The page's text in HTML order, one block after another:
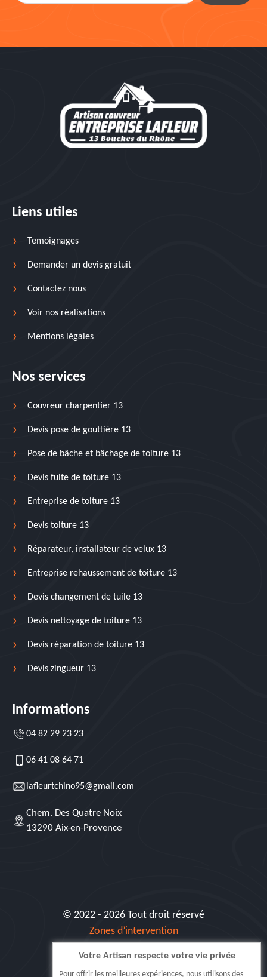
Liens utiles
Temoignages
Demander un devis gratuit
Contactez nous
Voir nos réalisations
Mentions légales
Nos services
Couvreur charpentier 13
Devis pose de gouttière 13
Pose de bâche et bâchage de toiture 13
Devis fuite de toiture 13
Entreprise de toiture 13
Devis toiture 13
Réparateur, installateur de velux 13
Entreprise rehaussement de toiture 13
Devis changement de tuile 13
Devis nettoyage de toiture 13
Devis réparation de toiture 13
Devis zingueur 13
Informations
04 82 29 23 23
06 41 08 64 71
lafleurtchino95@gmail.com
Chem. Des Quatre Noix
13290 Aix-en-Provence
© 2022 - 2026 Tout droit réservé
Zones d’intervention
Siret: 515 062 404 000 30
Votre Artisan respecte votre vie privée
Pour offrir les meilleures expériences, nous utilisons des